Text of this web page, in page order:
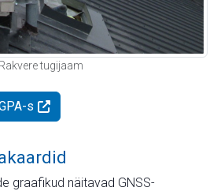
Rakvere tugijaam
s
graafikud näitavad GNSS-